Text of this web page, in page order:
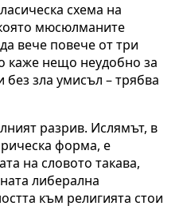
схема на
мюсюлманите
вече повече от три
каже нещо неудобно за
зла умисъл – трябва
разрив. Ислямът, в
форма, е
на словото такава,
либерална
към религията стои